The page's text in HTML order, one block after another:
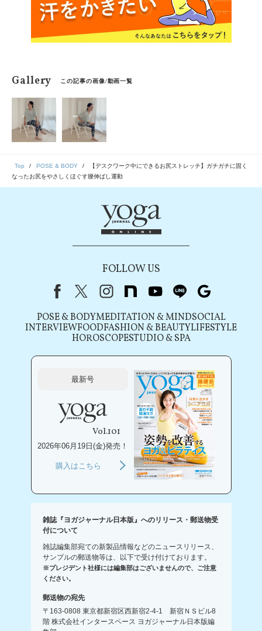
Gallery この記事の画像/動画一覧
Top POSE & BODY
【デスクワーク中にできるお尻ストレッチ】ガチガチに固く
なったお尻をやさしくほぐす腰伸ばし運動
FOLLOW US
FacebookX（旧Twitter）
instagram
note youtubeline
POSE & BODYMEDITATION & MINDSOCIAL
INTERVIEWFOODFASHION & BEAUTYLIFESTYLE
HOROSCOPESTUDIO & SPA
最新号
Vol.101
2026年06月19日(金)発売！
購入はこちら
雑誌『ヨガジャーナル日本版』へのリリース・郵送物受
付について
雑誌編集部宛ての新製品情報などのニュースリリース、
サンプルの郵送物等は、以下で受け付けております。
※プレジデント社様には編集部はございませんので、ご注意
ください。
郵送物の宛先
〒163-0808 東京都新宿区西新宿2-4-1 新宿ＮＳビル8
階 株式会社インタースペース ヨガジャーナル日本版編